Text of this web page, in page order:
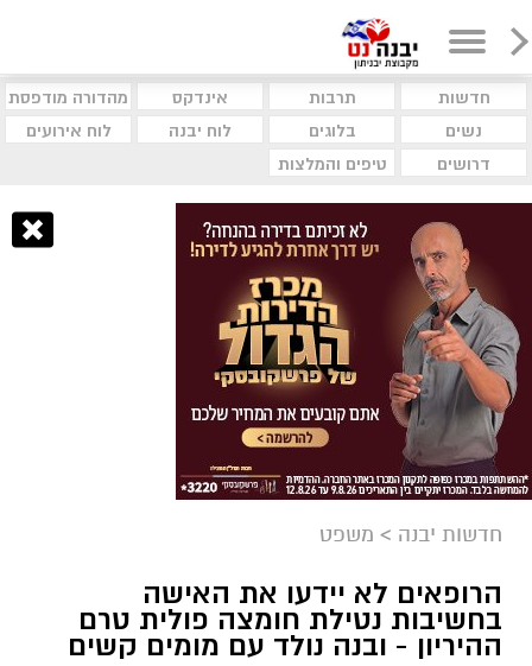
חדשות תרבות אינדקס
מהדורה מודפסת
נשים
בלוגים לוח יבנה
לוח אירועים
דרושים
טיפים והמלצות
חדשות יבנה > משפט
הרופאים לא יידעו את האישה
בחשיבות נטילת חומצה פולית טרם
ההיריון - ובנה נולד עם מומים קשים